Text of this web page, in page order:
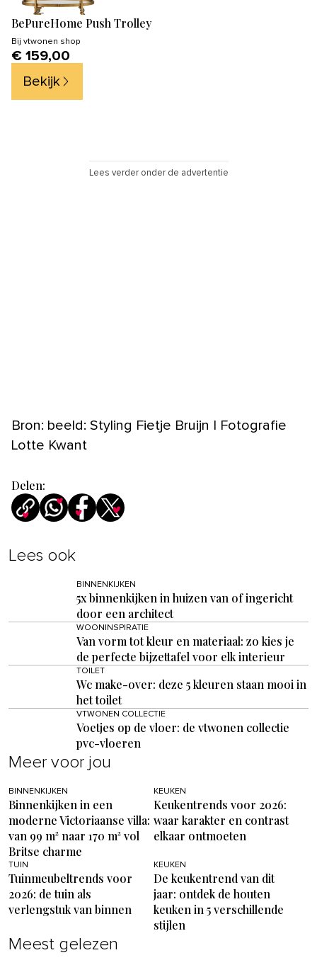
BePureHome Push Trolley
Bij vtwonen shop
€ 159,00
Bekijk
Lees verder onder de advertentie
Bron: beeld: Styling Fietje Bruijn | Fotografie
Lotte Kwant
Delen:
Lees ook
BINNENKIJKEN
5x binnenkijken in huizen van of ingericht
door een architect
WOONINSPIRATIE
Van vorm tot kleur en materiaal: zo kies je
de perfecte bijzettafel voor elk interieur
TOILET
Wc make-over: deze 5 kleuren staan mooi in
het toilet
VTWONEN COLLECTIE
Voetjes op de vloer: de vtwonen collectie
pvc-vloeren
Meer voor jou
BINNENKIJKEN
Binnenkijken in een
moderne Victoriaanse villa:
van 99 m² naar 170 m² vol
Britse charme
KEUKEN
Keukentrends voor 2026:
waar karakter en contrast
elkaar ontmoeten
TUIN
Tuinmeubeltrends voor
2026: de tuin als
verlengstuk van binnen
KEUKEN
De keukentrend van dit
jaar: ontdek de houten
keuken in 5 verschillende
stijlen
Meest gelezen